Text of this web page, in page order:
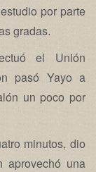
por parte
gradas.
el Unión
pasó Yayo a
un poco por
minutos, dio
aprovechó una